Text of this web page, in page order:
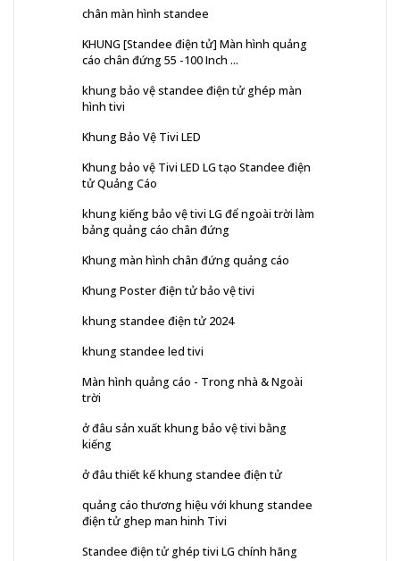
chân màn hình standee
KHUNG [Standee điện tử] Màn hình quảng
cáo chân đứng 55 -100 Inch ...
khung bảo vệ standee điện tử ghép màn
hình tivi
Khung Bảo Vệ Tivi LED
Khung bảo vệ Tivi LED LG tạo Standee điện
tử Quảng Cáo
khung kiếng bảo vệ tivi LG để ngoài trời làm
bảng quảng cáo chân đứng
Khung màn hình chân đứng quảng cáo
Khung Poster điện tử bảo vệ tivi
khung standee điện tử 2024
khung standee led tivi
Màn hình quảng cáo - Trong nhà & Ngoài
trời
ở đâu sản xuất khung bảo vệ tivi bằng
kiếng
ở đâu thiết kế khung standee điện tử
quảng cáo thương hiệu với khung standee
điện tử ghep man hinh Tivi
Standee điện tử ghép tivi LG chính hãng